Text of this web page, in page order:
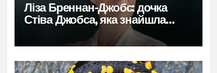
Ліза Бреннан-Джобс: дочка
Стіва Джобса, яка знайшла
власний голос